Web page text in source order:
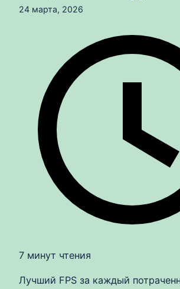
24 марта, 2026
7 минут чтения
Лучший FPS за каждый